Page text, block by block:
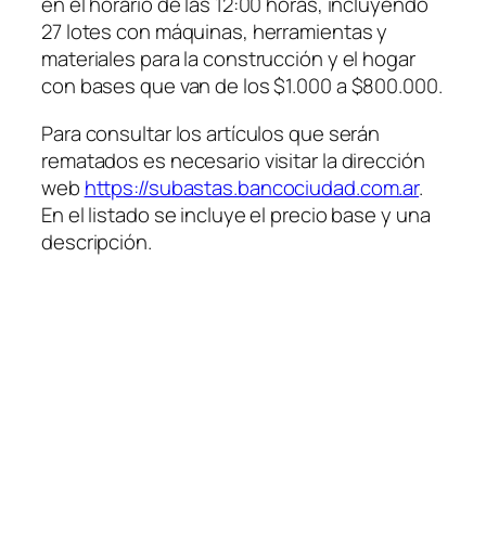
27 lotes con máquinas, herramientas y
materiales para la construcción y el hogar
con bases que van de los $1.000 a $800.000.
Para consultar los artículos que serán
rematados es necesario visitar la dirección
web https://subastas.bancociudad.com.ar.
En el listado se incluye el precio base y una
descripción.